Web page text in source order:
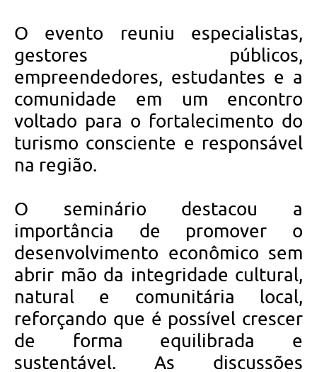
O evento reuniu especialistas,
gestores públicos,
empreendedores, estudantes e a
comunidade em um encontro
voltado para o fortalecimento do
turismo consciente e responsável
na região.
O seminário destacou a
importância de promover o
desenvolvimento econômico sem
abrir mão da integridade cultural,
natural e comunitária local,
reforçando que é possível crescer
de forma equilibrada e
sustentável. As discussões